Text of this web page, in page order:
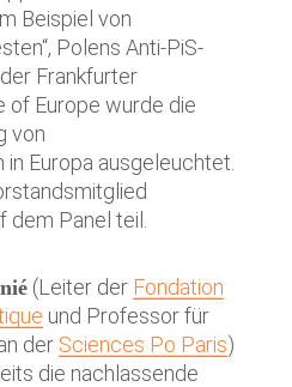
Beispiel von
Polens Anti-PiS-
Frankfurter
of Europe wurde die
von
Europa ausgeleuchtet.
dem Panel teil.
(Leiter der Fondation
und Professor für
der Sciences Po Paris)
die nachlassende